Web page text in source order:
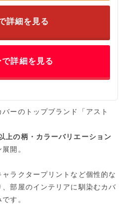
詳細を見る
で詳細を見る
ーのトップブランド「アスト
の柄・カラーバリエーション
開。
ラクタープリントなど個性的な
部屋のインテリアに馴染むカバ
す。